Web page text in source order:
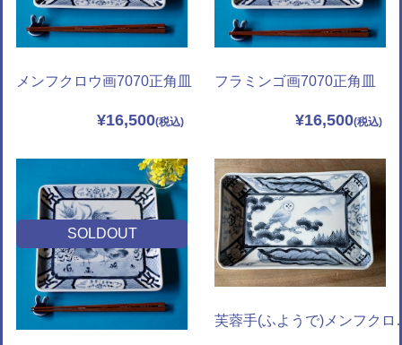
メンフクロウ画7070正角皿
¥16,500
フラミンゴ画7070正角皿
¥16,500
SOLDOUT
芙蓉手(